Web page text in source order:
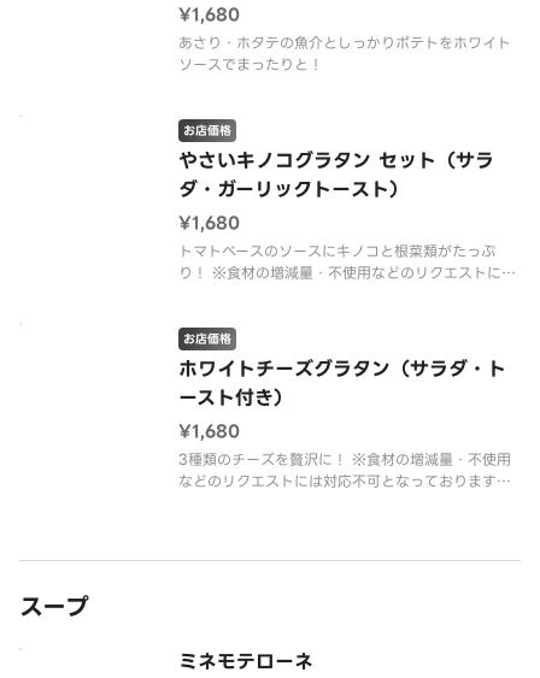
¥1,680
あさり・ホタテの魚介としっかりポテトをホワイト
ソースでまったりと！
やさいキノコグラタン セット（サラ
ダ・ガーリックトースト）
お店価格
¥1,680
トマトベースのソースにキノコと根菜類がたっぷ
り！ ※食材の増減量・不使用などのリクエストには
ホワイトチーズグラタン（サラダ・ト
ースト付き）
お店価格
¥1,680
3種類のチーズを贅沢に！ ※食材の増減量・不使用
などのリクエストには対応不可となっておりますご
スープ
ミネモテローネ